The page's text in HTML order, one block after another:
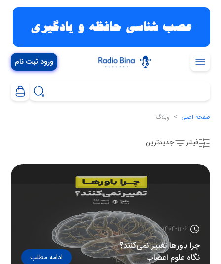
ورود ثبت نام
صفحه اصلی وبلاگ
فیلتر جدیدترین
1404-12-6
چرا باورها تغییر نمی‌کنند؟
نگاه علوم اعصاب
ادامه مطلب